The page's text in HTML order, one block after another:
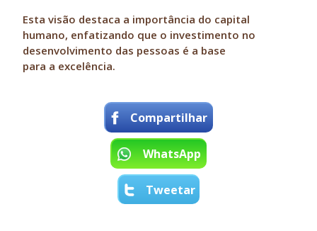
Esta visão destaca a importância do capital
humano, enfatizando que o investimento no
desenvolvimento das pessoas é a base
para a excelência.
Compartilhar
WhatsApp
Tweetar